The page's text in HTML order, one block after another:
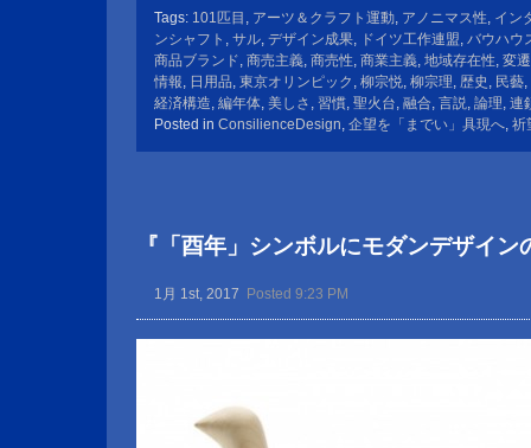
Tags: 101匹目 , アーツ＆クラフト運動, アノニマス性, イン
ンシャフト , サル, デザイン成果, ドイツ工作連盟, バウハウ
商品ブランド, 商売主義, 商売性, 商業主義, 地域存在性, 変遷
情報, 日用品, 東京オリンピック , 柳宗悦, 柳宗理, 歴史 , 民藝,
経済構造, 編年体, 美しさ , 習慣, 聖火台, 融合, 言説, 論理, 連
Posted in ConsilienceDesign, 企望を「までい」具現へ, 祈
『「酉年」シンボルにモダンデザイン
1月 1st, 2017 Posted 9:23 PM